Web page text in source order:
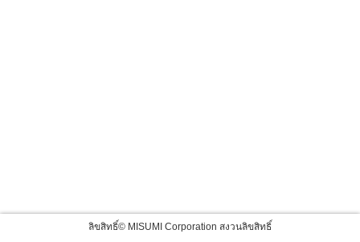
ลิขสิทธิ์© MISUMI Corporation สงวนลิขสิทธิ์